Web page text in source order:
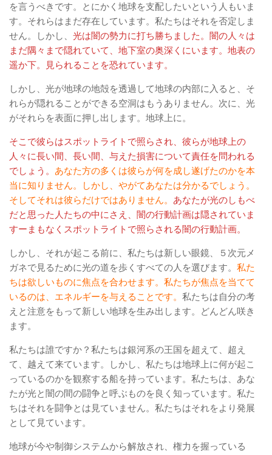
を言うべきです。とにかく地球を支配したいという人もいま
す。それらはまだ存在しています。私たちはそれを否定しま
せん。しかし、 光は闇の勢力に打ち勝ちました。闇の人々は
まだ隅々まで隠れていて、地下室の奥深くにいます。地表の
遥か下。見られることを恐れています。
しかし、光が地球の地殻を透過して地球の内部に入ると、そ
れらが隠れることができる空洞はもうありません。次に、光
がそれらを表面に押し出します。地球上に。
そこで彼らはスポットライトで照らされ、彼らが地球上の
人々に長い間、長い間、与えた損害について責任を問われる
でしょう。 あなた方の多くは彼らが何を成し遂げたのかを本
当に知りません。しかし、やがてあなたは分かるでしょう。
そしてそれは彼らだけではありません。 あなたが光のしもべ
だと思った人たちの中にさえ、闇の行動計画は隠されていま
すーまもなくスポットライトで照らされる闇の行動計画。
しかし、それが起こる前に、私たちは新しい眼鏡、５次元メ
ガネで見るために光の道を歩くすべての人を選びます。 私た
ちは欲しいものに焦点を合わせます。私たちが焦点を当てて
いるのは、エネルギーを与えることです。 私たちは自分の考
えと注意をもって新しい地球を生み出します。どんどん咲き
ます。
私たちは誰ですか？私たちは銀河系の王国を超えて、超え
て、越えて来ています。しかし、私たちは地球上に何が起こ
っているのかを観察する船を持っています。私たちは、あな
たが光と闇の間の闘争と呼ぶものを良く知っています。私た
ちはそれを闘争とは見ていません。私たちはそれをより発展
として見ています。
地球が今や制御システムから解放され、権力を握っている